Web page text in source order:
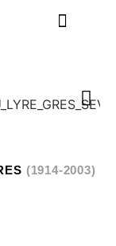
(1914-2003)